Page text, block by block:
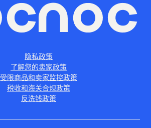
隐私政策
了解您的卖家政策
受限商品和卖家监控政策
税收和海关合规政策
反洗钱政策